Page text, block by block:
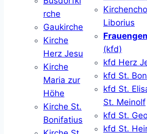
rche
Gaukirche
Kirche
Herz Jesu
Kirche
Maria zur
Höhe
Kirche St.
Bonifatius
Liborius
(kfd)
kfd Herz
kfd St.
kfd St.
St. Meinolf
kfd St.
kfd St.